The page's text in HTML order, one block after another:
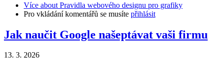
Více about Pravidla webového designu pro grafiky
Pro vkládání komentářů se musíte přihlásit
Jak naučit Google našeptávat vaši firmu
13. 3. 2026